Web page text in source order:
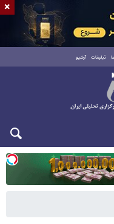
تبلیغات آرشیو
×